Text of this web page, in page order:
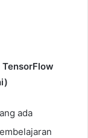
ada